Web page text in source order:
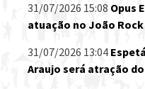
31/07/2026 15:08 Opus
atuação no João
31/07/2026 13:04
Araujo será atração do